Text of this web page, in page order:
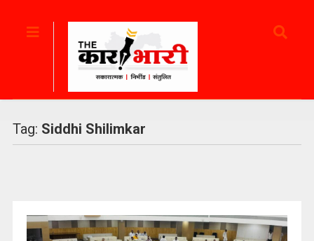
Tag: Siddhi Shilimkar